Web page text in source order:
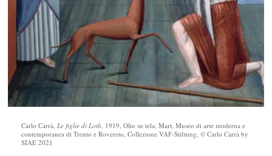
Carlo Carrà, Le figlie di Loth , 1919, Olio su tela, Mart, Museo di arte moderna e
contemporanea di Trento e Rovereto, Collezione VAF-Stiftung, © Carlo Carrà by
SIAE 2021